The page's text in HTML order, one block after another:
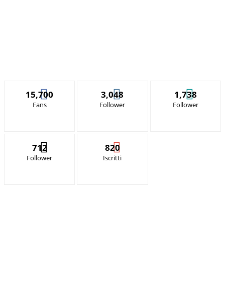
15,700
Fans
3,048
Follower
1,738
Follower
712
Follower
820
Iscritti